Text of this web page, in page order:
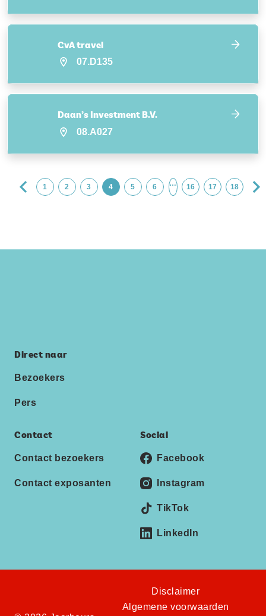
CvA travel
07.D135
Daan’s Investment B.V.
08.A027
1 2 3 4 5 6 … 16 17 18
Direct naar
Bezoekers
Pers
Contact
Contact bezoekers
Contact exposanten
Social
Facebook
Instagram
TikTok
LinkedIn
Disclaimer
Algemene voorwaarden